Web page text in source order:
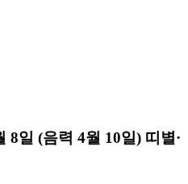
8일 (음력 4월 10일) 띠별·